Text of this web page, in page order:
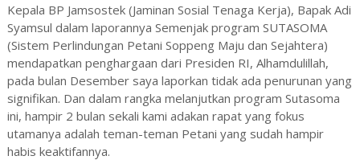
Kepala BP Jamsostek (Jaminan Sosial Tenaga Kerja), Bapak Adi
Syamsul dalam laporannya Semenjak program SUTASOMA
(Sistem Perlindungan Petani Soppeng Maju dan Sejahtera)
mendapatkan penghargaan dari Presiden RI, Alhamdulillah,
pada bulan Desember saya laporkan tidak ada penurunan yang
signifikan. Dan dalam rangka melanjutkan program Sutasoma
ini, hampir 2 bulan sekali kami adakan rapat yang fokus
utamanya adalah teman-teman Petani yang sudah hampir
habis keaktifannya.